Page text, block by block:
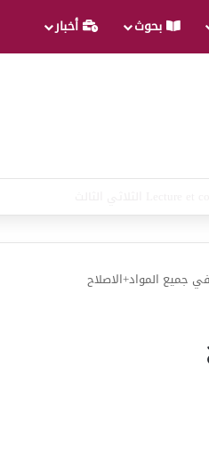
بحوث أخبار
جميع المواد+الاصلاح